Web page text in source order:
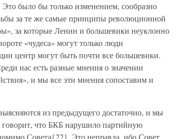
было бы только изменением, сообразно
за те же самые принципы революционной
за которые Ленин и большевики неуклонно
«чудеса» могут только люди
центр могут быть почти все большевики.
нас есть разные мнения о значении
и мы все эти мнения сопоставим и
из предыдущего достаточно, и мы
что БКБ нарушило партийную
Совета{22}. Это неправда, ибо Совет